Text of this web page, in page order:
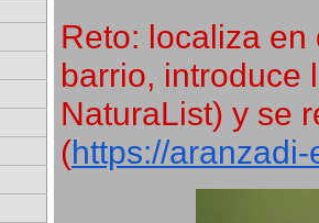
Reto: localiza
barrio, introduce
NaturaList) y se
(https://